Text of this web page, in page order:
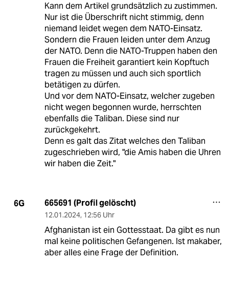
Kann dem Artikel grundsätzlich zu zustimmen.
Nur ist die Überschrift nicht stimmig, denn
niemand leidet wegen dem NATO-Einsatz.
Sondern die Frauen leiden unter dem Anzug
der NATO. Denn die NATO-Truppen haben den
Frauen die Freiheit garantiert kein Kopftuch
tragen zu müssen und auch sich sportlich
betätigen zu dürfen.
Und vor dem NATO-Einsatz, welcher zugeben
nicht wegen begonnen wurde, herrschten
ebenfalls die Taliban. Diese sind nur
zurückgekehrt.
Denn es galt das Zitat welches den Taliban
zugeschrieben wird, "die Amis haben die Uhren
wir haben die Zeit."
6G 665691 (Profil gelöscht)
12.01.2024, 12:56 Uhr
Afghanistan ist ein Gottesstaat. Da gibt es nun
mal keine politischen Gefangenen. Ist makaber,
aber alles eine Frage der Definition.